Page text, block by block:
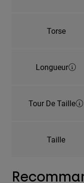
Torse
Longueur
Tour De Taille
Taille